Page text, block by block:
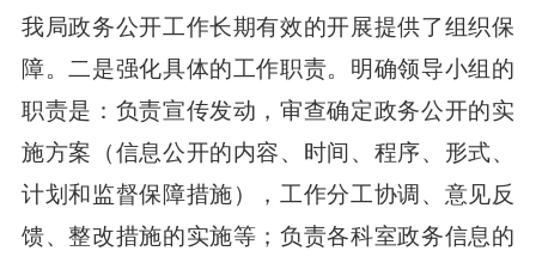
我局政务公开工作长期有效的开展提供了组织保
障。二是强化具体的工作职责。明确领导小组的
职责是：负责宣传发动，审查确定政务公开的实
施方案（信息公开的内容、时间、程序、形式、
计划和监督保障措施），工作分工协调、意见反
馈、整改措施的实施等；负责各科室政务信息的